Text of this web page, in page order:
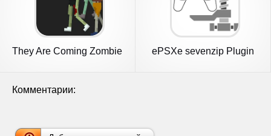
They Are Coming Zombie
ePSXe sevenzip Plugin
Комментарии: